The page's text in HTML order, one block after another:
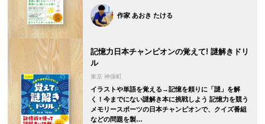
作家 あおき たける
記憶力日本チャンピオンの覚えて! 謎解きドリ
ル
東京 神保町
イラストや単語を覚える→記憶を頼りに「謎」を解
く！今までにない謎解き本に挑戦しよう 記憶力を競う
メモリースポーツの日本チャンピオンで、クイズ番組
などの問題を製…